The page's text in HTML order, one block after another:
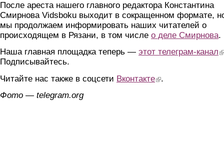
После ареста нашего главного редактора Константина
Смирнова Vidsboku выходит в сокращенном формате,
мы продолжаем информировать наших читателей о
происходящем в Рязани, в том числе о деле Смирнова.
Наша главная площадка теперь — этот телеграм-канал
Подписывайтесь.
Читайте нас также в соцсети Вконтакте(link is external)
.
Фото — telegram.org